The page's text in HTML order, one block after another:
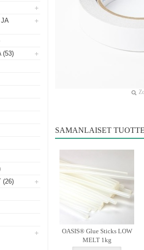
(53)
(26)
SAMANLAISET
OASIS® Glue Sticks LOW
MELT 1kg